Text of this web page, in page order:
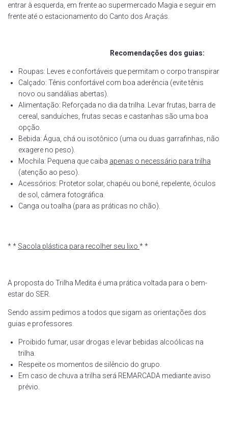
entrar à esquerda, em frente ao supermercado Magia e seguir em
frente até o estacionamento do Canto dos Araçás.
Recomendações dos guias:
Roupas: Leves e confortáveis que permitam o corpo transpirar
Calçado: Tênis confortável com boa aderência (evite tênis
novo ou sandálias abertas).
Alimentação: Reforçada no dia da trilha. Levar frutas, barra de
cereal, sanduíches, frutas secas e castanhas são uma boa
opção.
Bebida: Água, chá ou isotônico (uma ou duas garrafinhas, não
exagere no peso).
Mochila: Pequena que caiba apenas o necessário para trilha
(atenção ao peso).
Acessórios: Protetor solar, chapéu ou boné, repelente, óculos
de sol, câmera fotográfica.
Canga ou toalha (para as práticas no chão).
* * Sacola plástica para recolher seu lixo * *
A proposta do Trilha Medita é uma prática voltada para o bem-
estar do SER.
Sendo assim pedimos a todos que sigam as orientações dos
guias e professores.
Proibido fumar, usar drogas e levar bebidas alcoólicas na
trilha.
Respeite os momentos de silêncio do grupo.
Em caso de chuva a trilha será REMARCADA mediante aviso
prévio.